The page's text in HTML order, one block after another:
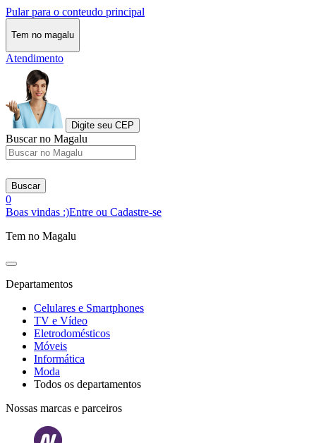
Pular para o conteudo principal
Tem no magalu
Atendimento
Digite seu CEP
Buscar no Magalu
Buscar
0
Boas vindas :)Entre ou Cadastre-se
Tem no Magalu
Departamentos
Celulares e Smartphones
TV e Vídeo
Eletrodomésticos
Móveis
Informática
Moda
Todos os departamentos
Nossas marcas e parceiros